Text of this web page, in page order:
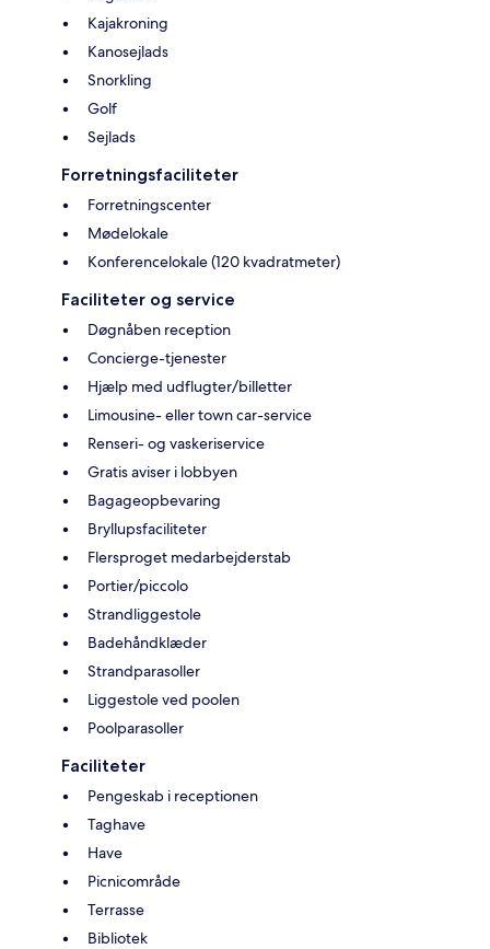
Kajakroning
Kanosejlads
Snorkling
Golf
Sejlads
Forretningsfaciliteter
Forretningscenter
Mødelokale
Konferencelokale (120 kvadratmeter)
Faciliteter og service
Døgnåben reception
Concierge-tjenester
Hjælp med udflugter/billetter
Limousine- eller town car-service
Renseri- og vaskeriservice
Gratis aviser i lobbyen
Bagageopbevaring
Bryllupsfaciliteter
Flersproget medarbejderstab
Portier/piccolo
Strandliggestole
Badehåndklæder
Strandparasoller
Liggestole ved poolen
Poolparasoller
Faciliteter
Pengeskab i receptionen
Taghave
Have
Picnicområde
Terrasse
Bibliotek